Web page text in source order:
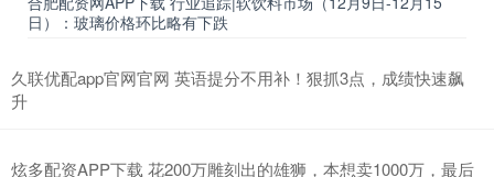
日）：玻璃价格环比略有下跌
久联优配app官网官网 英语提分不用补！狠抓3点，成绩快速飙
升
炫多配资APP下载 花200万雕刻出的雄狮，本想卖1000万，最后